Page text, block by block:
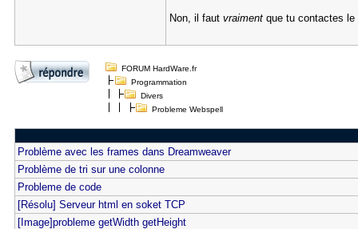
Non, il faut vraimentque tu contactes le
FORUM HardWare.fr
Programmation
Divers
Probleme Webspell
Problème avec les frames dans Dreamweaver
Problème de tri sur une colonne
Probleme de code
[Résolu] Serveur html en soket TCP
[Image]probleme getWidth getHeight